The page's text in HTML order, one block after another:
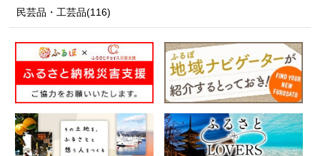
民芸品・工芸品(116)